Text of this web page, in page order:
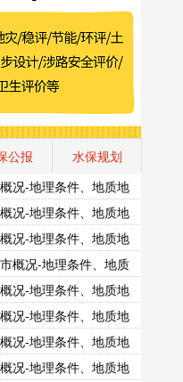
公报
水保规划
况-地理条件、地质地
图水系图
况-地理条件、地质地
图水系图
况-地理条件、地质地
图水系图
概况-地理条件、地质
形图水系图
况-地理条件、地质地
图水系图
况-地理条件、地质地
图水系图
况-地理条件、地质地
图水系图
况-地理条件、地质地